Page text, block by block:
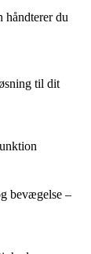
håndterer du
til dit
bevægelse –